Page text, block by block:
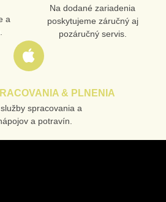
a
Na dodané zariadenia
poskytujeme záručný aj
pozáručný servis.
& PLNENIA
spracovania a
a potravín.